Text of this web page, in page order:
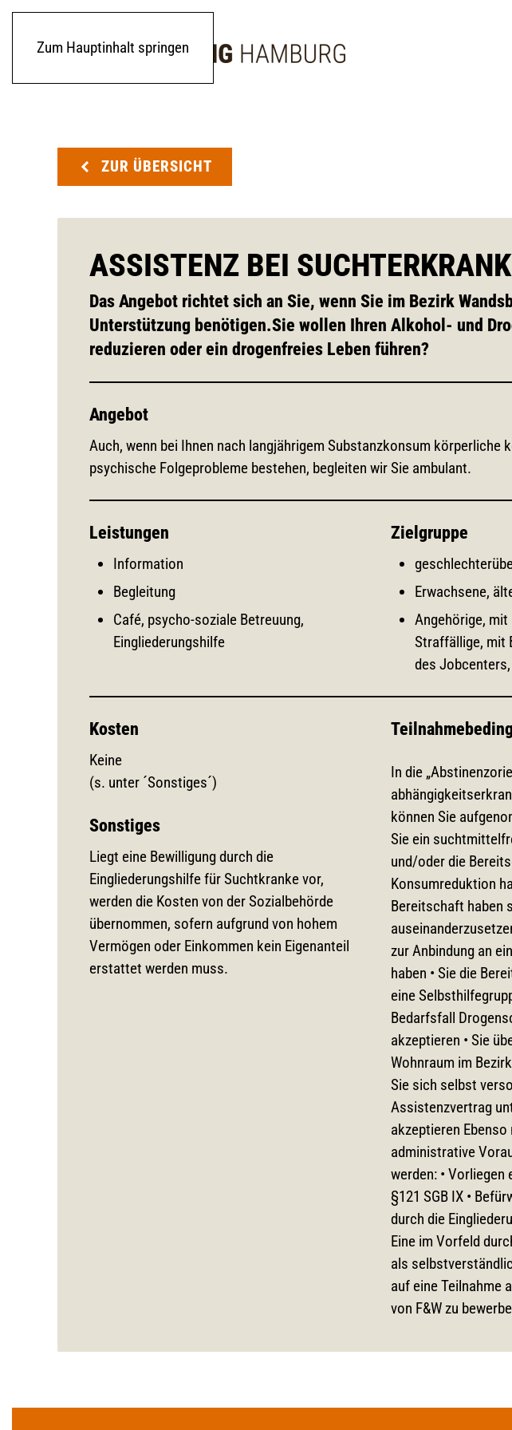
Zum Hauptinhalt springen
ZUR ÜBERSICHT
ASSISTENZ BEI
Das Angebot richtet sich an Sie, wenn Sie im Bezirk
Unterstützung benötigen.Sie wollen Ihren Alkohol- und
reduzieren oder ein drogenfreies Leben führen?
Angebot
Auch, wenn bei Ihnen nach langjährigem Substanzkonsum körperliche
psychische Folgeprobleme bestehen, begleiten wir Sie ambulant.
Leistungen
Information
Begleitung
Café, psycho-soziale Betreuung,
Eingliederungshilfe
Zielgruppe
Erwachsene,
Angehörige,
Straffällige, mit
des
Kosten
Keine
(s. unter ´Sonstiges´)
Sonstiges
Liegt eine Bewilligung durch die
Eingliederungshilfe für Suchtkranke vor,
werden die Kosten von der Sozialbehörde
übernommen, sofern aufgrund von hohem
Vermögen oder Einkommen kein Eigenanteil
erstattet werden muss.
In die
können Sie
Sie ein
und/oder die
Konsumreduktion
Bereitschaft haben
zur Anbindung an
haben • Sie die
eine
Bedarfsfall
akzeptieren • Sie
Wohnraum im
Sie sich selbst
Assistenzvertrag
akzeptieren
administrative
werden: • Vorliegen
§121 SGB IX •
durch die
Eine im Vorfeld
als
auf eine Teilnahme
von F&W zu